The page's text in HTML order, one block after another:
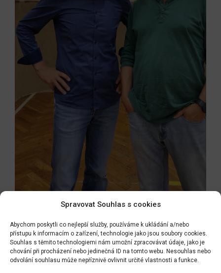
Spravovat Souhlas s cookies
Abychom poskytli co nejlepší služby, používáme k ukládání a/nebo
přístupu k informacím o zařízení, technologie jako jsou soubory cookies.
Souhlas s těmito technologiemi nám umožní zpracovávat údaje, jako je
chování při procházení nebo jedinečná ID na tomto webu. Nesouhlas nebo
odvolání souhlasu může nepříznivě ovlivnit určité vlastnosti a funkce.
Navigace
pro
příspěvek
Předchozí
příspěvek
PŘEDCHOZÍ
PODZÁMECKÝ PARK BENÁTKY OTEVŘEN – HURÁ !